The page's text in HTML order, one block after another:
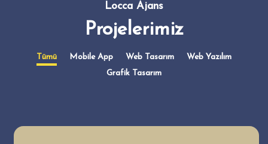
Locca Ajans
Projelerimiz
Tümü Mobile App Web Tasarım
Web Yazılım
Grafik Tasarım